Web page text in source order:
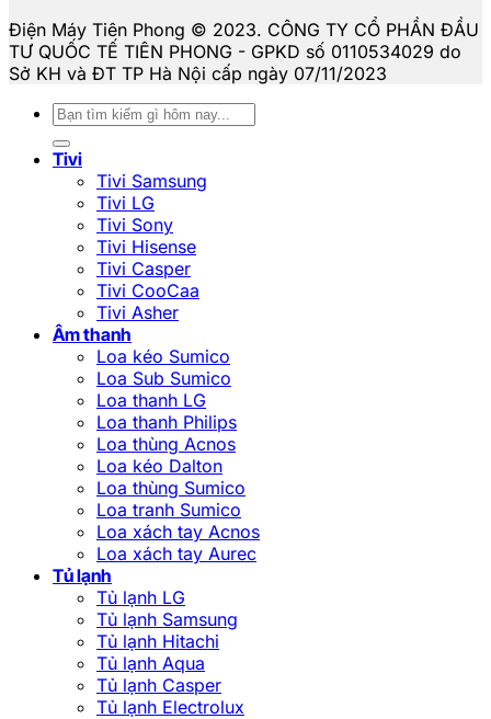
Điện Máy Tiên Phong © 2023. CÔNG TY CỔ PHẦN ĐẦU
TƯ QUỐC TẾ TIÊN PHONG - GPKD số 0110534029 do
Sở KH và ĐT TP Hà Nội cấp ngày 07/11/2023
Tìm
kiếm:
Tivi
Tivi Samsung
Tivi LG
Tivi Sony
Tivi Hisense
Tivi Casper
Tivi CooCaa
Tivi Asher
Âm thanh
Loa kéo Sumico
Loa Sub Sumico
Loa thanh LG
Loa thanh Philips
Loa thùng Acnos
Loa kéo Dalton
Loa thùng Sumico
Loa tranh Sumico
Loa xách tay Acnos
Loa xách tay Aurec
Tủ lạnh
Tủ lạnh LG
Tủ lạnh Samsung
Tủ lạnh Hitachi
Tủ lạnh Aqua
Tủ lạnh Casper
Tủ lạnh Electrolux